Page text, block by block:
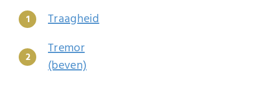
Traagheid
Tremor
(beven)